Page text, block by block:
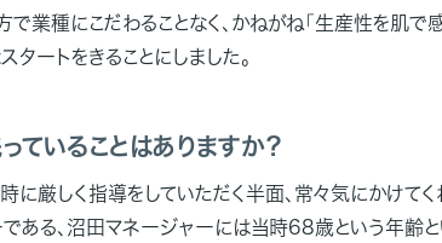
で業種にこだわることなく、かねがね「生産性を肌で
タートをきることにしました。
ていることはありますか？
厳しく指導をしていただく半面、常々気にかけてく
ある、沼田マネージャーには当時68歳という年齢